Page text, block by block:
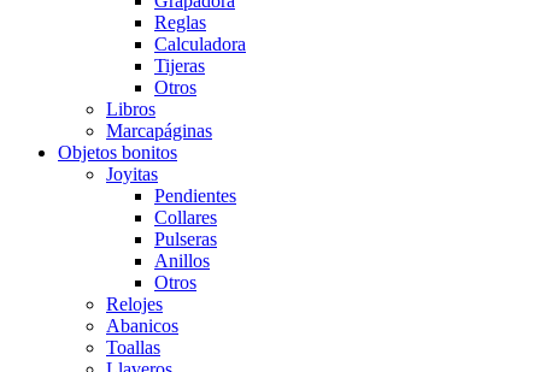
Reglas
Calculadora
Tijeras
Otros
Libros
Marcapáginas
Objetos bonitos
Joyitas
Pendientes
Collares
Pulseras
Anillos
Otros
Relojes
Abanicos
Toallas